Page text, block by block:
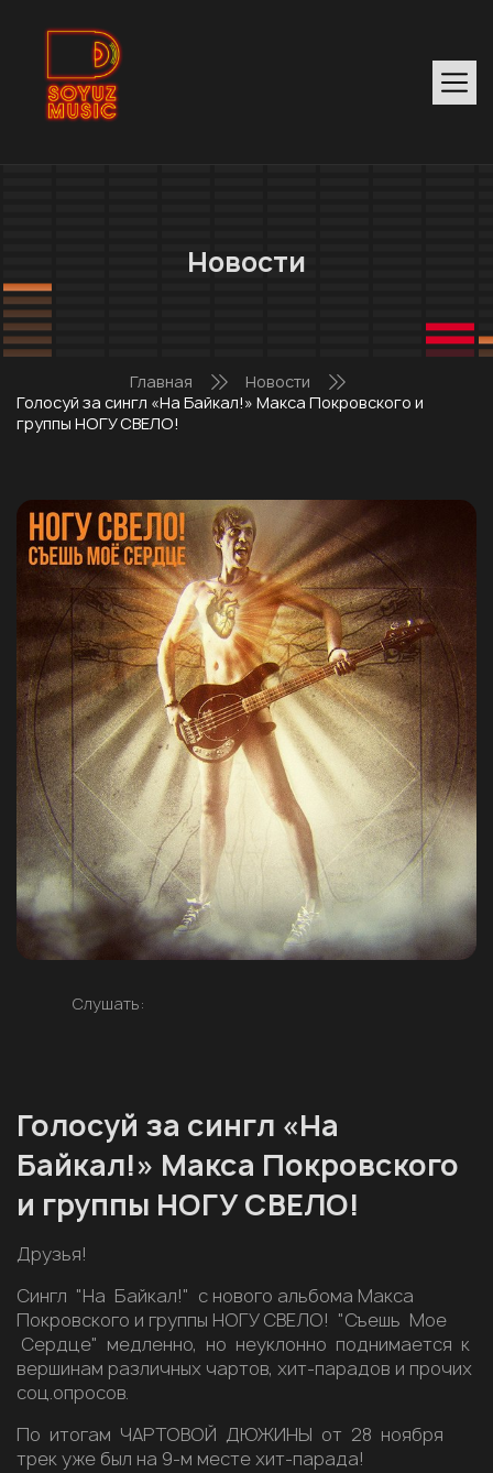
Новости
Главная
Новости
Голосуй за сингл «На Байкал!» Макса Покровского и
группы НОГУ СВЕЛО!
Слушать:
Голосуй за сингл «На
Байкал!» Макса Покровского
и группы НОГУ СВЕЛО!
Друзья!
Сингл "На Байкал!" с нового альбома Макса
Покровского и группы НОГУ СВЕЛО! "Съешь Мое
Сердце" медленно, но неуклонно поднимается к
вершинам различных чартов, хит-парадов и прочих
соц.опросов.
По итогам ЧАРТОВОЙ ДЮЖИНЫ от 28 ноября
трек уже был на 9-м месте хит-парада!